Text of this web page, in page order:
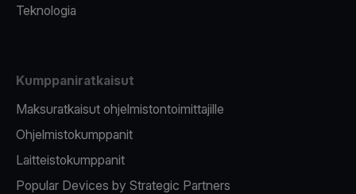
Teknologia
Kumppaniratkaisut
Maksuratkaisut ohjelmistontoimittajille
Ohjelmistokumppanit
Laitteistokumppanit
Popular Devices by Strategic Partners